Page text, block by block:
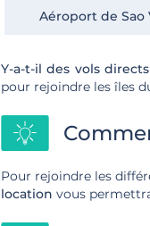
Aéroport de Sao
Y-a-t-il des vols
pour rejoindre les îles
Pour rejoindre les
location vous